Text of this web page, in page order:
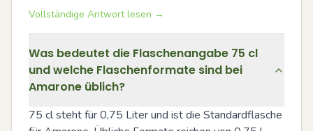
Vollständige Antwort lesen →
Was bedeutet die Flaschenangabe 75 cl
und welche Flaschenformate sind bei
Amarone üblich?
75 cl steht für 0,75 Liter und ist die Standardflasche